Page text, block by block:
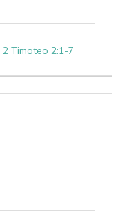
2 Timoteo 2:1-7